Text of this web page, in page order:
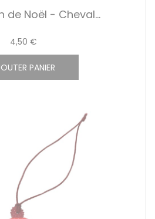
de Noël - Cheval...
4,50 €
PANIER